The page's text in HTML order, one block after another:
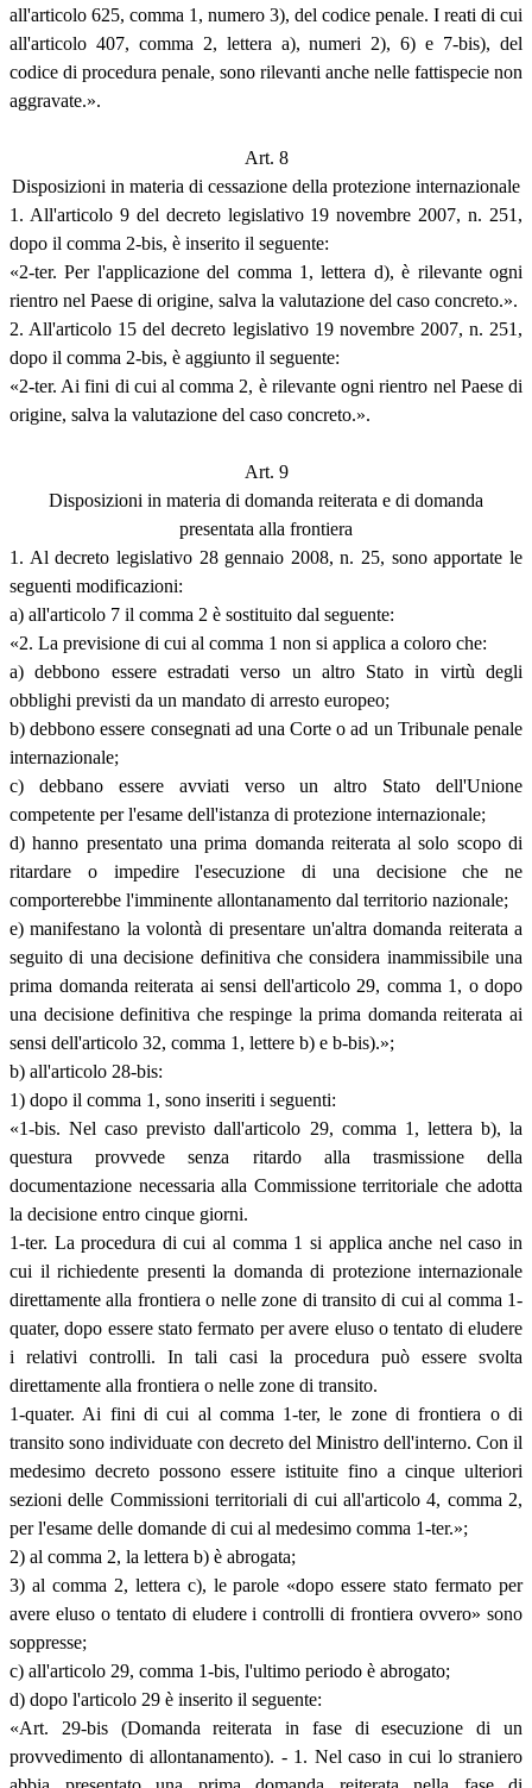
all'articolo 625, comma 1, numero 3), del codice penale. I reati di cui
all'articolo 407, comma 2, lettera a), numeri 2), 6) e 7-bis), del
codice di procedura penale, sono rilevanti anche nelle fattispecie non
aggravate.».
Art. 8
Disposizioni in materia di cessazione della protezione internazionale
1. All'articolo 9 del decreto legislativo 19 novembre 2007, n. 251,
dopo il comma 2-bis, è inserito il seguente:
«2-ter. Per l'applicazione del comma 1, lettera d), è rilevante ogni
rientro nel Paese di origine, salva la valutazione del caso concreto.».
2. All'articolo 15 del decreto legislativo 19 novembre 2007, n. 251,
dopo il comma 2-bis, è aggiunto il seguente:
«2-ter. Ai fini di cui al comma 2, è rilevante ogni rientro nel Paese di
origine, salva la valutazione del caso concreto.».
Art. 9
Disposizioni in materia di domanda reiterata e di domanda
presentata alla frontiera
1. Al decreto legislativo 28 gennaio 2008, n. 25, sono apportate le
seguenti modificazioni:
a) all'articolo 7 il comma 2 è sostituito dal seguente:
«2. La previsione di cui al comma 1 non si applica a coloro che:
a) debbono essere estradati verso un altro Stato in virtù degli
obblighi previsti da un mandato di arresto europeo;
b) debbono essere consegnati ad una Corte o ad un Tribunale penale
internazionale;
c) debbano essere avviati verso un altro Stato dell'Unione
competente per l'esame dell'istanza di protezione internazionale;
d) hanno presentato una prima domanda reiterata al solo scopo di
ritardare o impedire l'esecuzione di una decisione che ne
comporterebbe l'imminente allontanamento dal territorio nazionale;
e) manifestano la volontà di presentare un'altra domanda reiterata a
seguito di una decisione definitiva che considera inammissibile una
prima domanda reiterata ai sensi dell'articolo 29, comma 1, o dopo
una decisione definitiva che respinge la prima domanda reiterata ai
sensi dell'articolo 32, comma 1, lettere b) e b-bis).»;
b) all'articolo 28-bis:
1) dopo il comma 1, sono inseriti i seguenti:
«1-bis. Nel caso previsto dall'articolo 29, comma 1, lettera b), la
questura provvede senza ritardo alla trasmissione della
documentazione necessaria alla Commissione territoriale che adotta
la decisione entro cinque giorni.
1-ter. La procedura di cui al comma 1 si applica anche nel caso in
cui il richiedente presenti la domanda di protezione internazionale
direttamente alla frontiera o nelle zone di transito di cui al comma 1-
quater, dopo essere stato fermato per avere eluso o tentato di eludere
i relativi controlli. In tali casi la procedura può essere svolta
direttamente alla frontiera o nelle zone di transito.
1-quater. Ai fini di cui al comma 1-ter, le zone di frontiera o di
transito sono individuate con decreto del Ministro dell'interno. Con il
medesimo decreto possono essere istituite fino a cinque ulteriori
sezioni delle Commissioni territoriali di cui all'articolo 4, comma 2,
per l'esame delle domande di cui al medesimo comma 1-ter.»;
2) al comma 2, la lettera b) è abrogata;
3) al comma 2, lettera c), le parole «dopo essere stato fermato per
avere eluso o tentato di eludere i controlli di frontiera ovvero» sono
soppresse;
c) all'articolo 29, comma 1-bis, l'ultimo periodo è abrogato;
d) dopo l'articolo 29 è inserito il seguente:
«Art. 29-bis (Domanda reiterata in fase di esecuzione di un
provvedimento di allontanamento). - 1. Nel caso in cui lo straniero